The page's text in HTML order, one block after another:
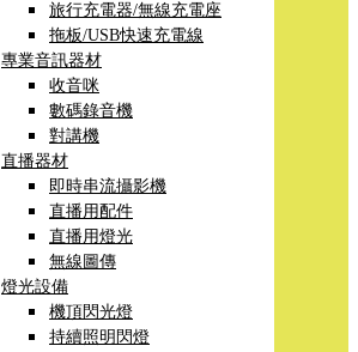
旅行充電器/無線充電座
拖板/USB快速充電線
專業音訊器材
收音咪
數碼錄音機
對講機
直播器材
即時串流攝影機
直播用配件
直播用燈光
無線圖傳
燈光設備
機頂閃光燈
持續照明閃燈